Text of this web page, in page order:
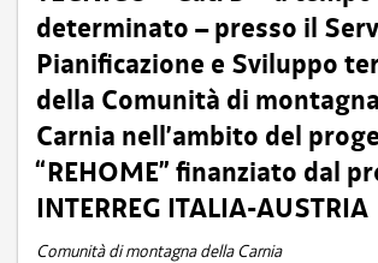
determinato – presso il
Pianificazione e Sviluppo
della Comunità di
Carnia nell’ambito del
“REHOME” finanziato dal
INTERREG ITALIA-AUSTRIA
Comunità di montagna della Carnia